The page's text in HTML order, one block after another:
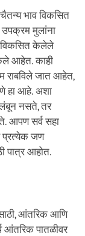
भाव विकसित
मुलांना
विकसित केलेले
आहेत. काही
राबविले जात आहेत,
हा आहे. अशा
नसते, तर
आपण सर्व सहा
प्रत्येक जण
पात्र आहोत.
आंतरिक आणि
आंतरिक पातळीवर